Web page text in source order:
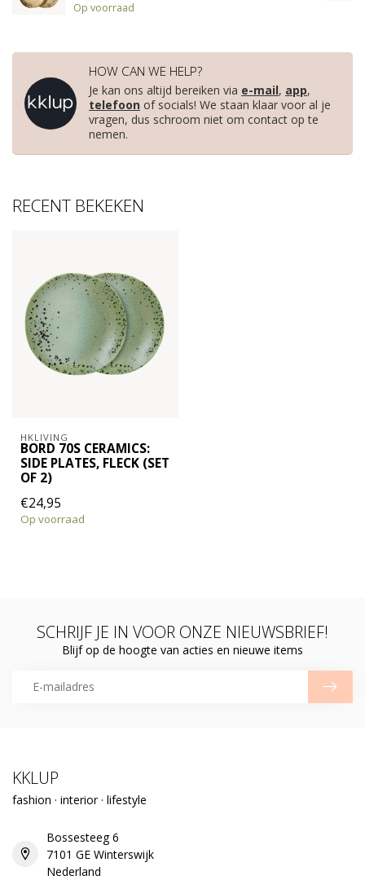
Op voorraad
HOW CAN WE HELP?
Je kan ons altijd bereiken via e-mail, app,
telefoon of socials! We staan klaar voor al je
vragen, dus schroom niet om contact op te
nemen.
RECENT BEKEKEN
HKLIVING
BORD 70S CERAMICS:
SIDE PLATES, FLECK (SET
OF 2)
€24,95
Op voorraad
SCHRIJF JE IN VOOR ONZE NIEUWSBRIEF!
Blijf op de hoogte van acties en nieuwe items
KKLUP
fashion · interior · lifestyle
Bossesteeg 6
7101 GE Winterswijk
Nederland